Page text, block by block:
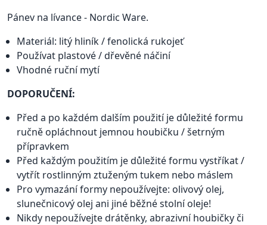
Pánev na lívance - Nordic Ware.
Materiál: litý hliník / fenolická rukojeť
Používat plastové / dřevěné náčiní
Vhodné ruční mytí
DOPORUČENÍ:
Před a po každém dalším použití je důležité formu
ručně opláchnout jemnou houbičku / šetrným
přípravkem
Před každým použitím je důležité formu vystříkat /
vytřít rostlinným ztuženým tukem nebo máslem
Pro vymazání formy nepoužívejte: olivový olej,
slunečnicový olej ani jiné běžné stolní oleje!
Nikdy nepoužívejte drátěnky, abrazivní houbičky či